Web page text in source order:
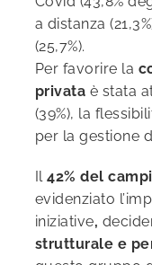
a distanza
(25,7%).
Per favorire la
privata è stata
(39%), la
per la gestione
Il42% del
evidenziato
iniziative,
strutturale e